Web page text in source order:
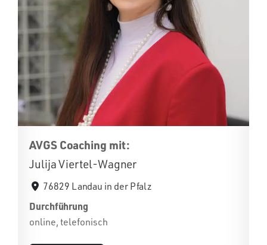
AVGS Coaching mit:
Julija Viertel-Wagner
76829 Landau in der Pfalz
Durchführung
online, telefonisch